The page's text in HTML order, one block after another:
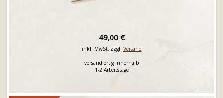
49,00 €
inkl. MwSt. zzgl. Versand
versandfertig innerhalb
1-2 Arbeitstage